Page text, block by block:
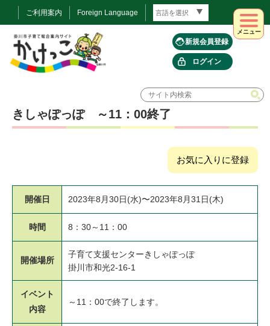
ご利用案内 Foreign Language
新規会員登録
ログイン
メニュー
きしゃぽっぽ ～11：00終了
お気に入りに登録
開催日 2023年8月30日(水)〜2023年8月31日(木)
時間 8：30～11：00
開催場所
子育て支援センターきしゃぽっぽ
掛川市和光2-16-1
イベント
内容
～11：00で終了します。